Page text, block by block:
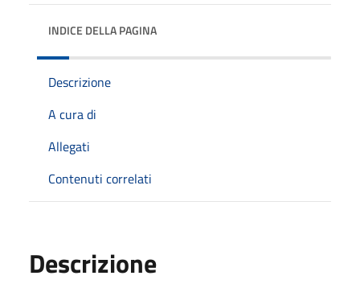
INDICE DELLA PAGINA
Descrizione
A cura di
Allegati
Contenuti correlati
Descrizione